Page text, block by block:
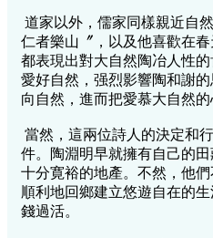
道家以外，儒家同樣親近自
仁者樂山〞，以及他喜歡在
都表現出對大自然陶冶人性
愛好自然，强烈影響陶和謝
向自然，進而把愛慕大自然的
當然，這兩位詩人的決定和
件。陶淵明早就擁有自己的
十分寛裕的地產。不然，他
順利地回鄉建立悠遊自在的
錢過活。